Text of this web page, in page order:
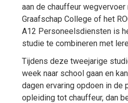
aan de chauffeur wegvervoer
Graafschap College of het
A12 Personeelsdiensten is
studie te combineren met
Tijdens deze tweejarige
week naar school gaan en
dagen ervaring opdoen in de
opleiding tot chauffeur, dan